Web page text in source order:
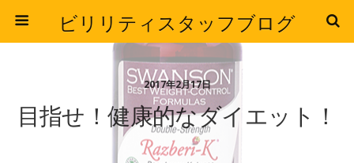
ビリリティスタッフブログ
2017年2月17日
目指せ！健康的なダイエット！